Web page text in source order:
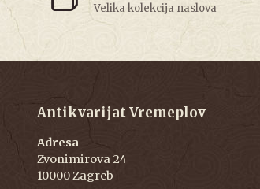
Velika kolekcija naslova
Antikvarijat Vremeplov
Adresa
Zvonimirova 24
10000 Zagreb